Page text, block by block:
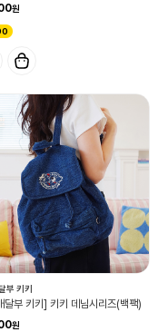
부 키키
달부 키키] 키키 데님시리즈(백팩)